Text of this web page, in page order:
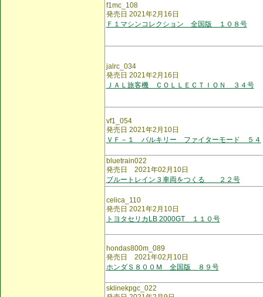
f1mc_108
発売日 2021年2月16日
Ｆ１マシンコレクション 全国版 １０８号
jalrc_034
発売日 2021年2月16日
ＪＡＬ旅客機 ＣＯＬＬＥＣＴＩＯＮ ３４号
vf1_054
発売日 2021年2月10日
ＶＦ－１ バルキリー ファイターモード ５４
bluetrain022
発売日 2021年02月10日
ブルートレイン３車両をつくる ２２号
celica_110
発売日 2021年2月10日
トヨタセリカLB 2000GT １１０号
hondas800m_089
発売日 2021年02月10日
ホンダＳ８００Ｍ 全国版 ８９号
sklinekpgc_022